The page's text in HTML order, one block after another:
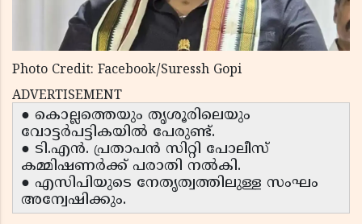
Photo Credit: Facebook/Suressh Gopi
ADVERTISEMENT
● കൊല്ലത്തെയും തൃശൂരിലെയും
വോട്ടർപട്ടികയിൽ പേരുണ്ട്.
● ടി.എൻ. പ്രതാപൻ സിറ്റി പോലീസ്
കമ്മിഷണർക്ക് പരാതി നൽകി.
● എസിപിയുടെ നേതൃത്വത്തിലുള്ള സംഘം
അന്വേഷിക്കും.